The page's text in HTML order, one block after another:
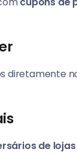
diretamente
de lojas